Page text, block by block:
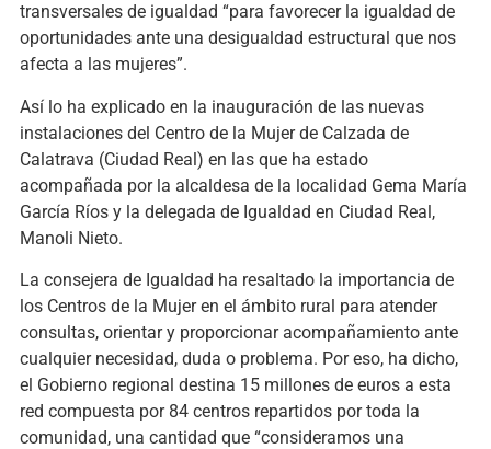
transversales de igualdad “para favorecer la igualdad de
oportunidades ante una desigualdad estructural que nos
afecta a las mujeres”.
Así lo ha explicado en la inauguración de las nuevas
instalaciones del Centro de la Mujer de Calzada de
Calatrava (Ciudad Real) en las que ha estado
acompañada por la alcaldesa de la localidad Gema María
García Ríos y la delegada de Igualdad en Ciudad Real,
Manoli Nieto.
La consejera de Igualdad ha resaltado la importancia de
los Centros de la Mujer en el ámbito rural para atender
consultas, orientar y proporcionar acompañamiento ante
cualquier necesidad, duda o problema. Por eso, ha dicho,
el Gobierno regional destina 15 millones de euros a esta
red compuesta por 84 centros repartidos por toda la
comunidad, una cantidad que “consideramos una